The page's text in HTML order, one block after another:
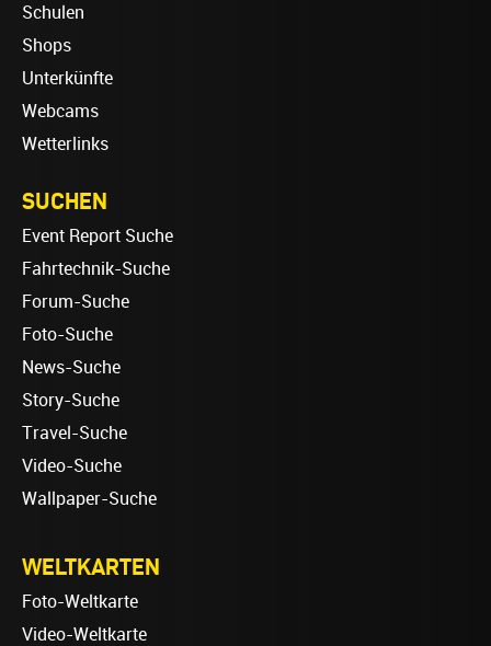
Schulen
Shops
Unterkünfte
Webcams
Wetterlinks
SUCHEN
Event Report Suche
Fahrtechnik-Suche
Forum-Suche
Foto-Suche
News-Suche
Story-Suche
Travel-Suche
Video-Suche
Wallpaper-Suche
WELTKARTEN
Foto-Weltkarte
Video-Weltkarte